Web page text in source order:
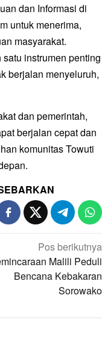
dan Informasi di
untuk menerima,
masyarakat.
instrumen penting
berjalan menyeluruh,
dan pemerintah,
berjalan cepat dan
komunitas Towuti
Pos berikutnya
Malili Peduli
Bencana Kebakaran
Sorowako